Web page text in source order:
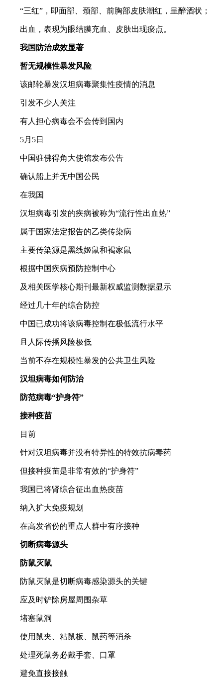
“三红”，即面部、颈部、前胸部皮肤潮红，呈醉酒状；
出血，表现为眼结膜充血、皮肤出现瘀点。
我国防治成效显著
暂无规模性暴发风险
该邮轮暴发汉坦病毒聚集性疫情的消息
引发不少人关注
有人担心病毒会不会传到国内
5月5日
中国驻佛得角大使馆发布公告
确认船上并无中国公民
在我国
汉坦病毒引发的疾病被称为“流行性出血热”
属于国家法定报告的乙类传染病
主要传染源是黑线姬鼠和褐家鼠
根据中国疾病预防控制中心
及相关医学核心期刊最新权威监测数据显示
经过几十年的综合防控
中国已成功将该病毒控制在极低流行水平
且人际传播风险极低
当前不存在规模性暴发的公共卫生风险
汉坦病毒如何防治
防范病毒“护身符”
接种疫苗
目前
针对汉坦病毒并没有特异性的特效抗病毒药
但接种疫苗是非常有效的“护身符”
我国已将肾综合征出血热疫苗
纳入扩大免疫规划
在高发省份的重点人群中有序接种
切断病毒源头
防鼠灭鼠
防鼠灭鼠是切断病毒感染源头的关键
应及时铲除房屋周围杂草
堵塞鼠洞
使用鼠夹、粘鼠板、鼠药等消杀
处理死鼠务必戴手套、口罩
避免直接接触